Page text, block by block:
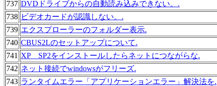
737 DVDドライブからの自動読み込みできない。.
738 ビデオカードが認識しない。.
739 エクスプローラーのフォルダー表示.
740 CBUS2Lのセットアップについて.
741 XP SP2をインストールしたらネットにつながらな.
742 ネット接続でwindowsがフリーズ.
743 ランタイムエラー「アプリケーションエラー」解決法を.